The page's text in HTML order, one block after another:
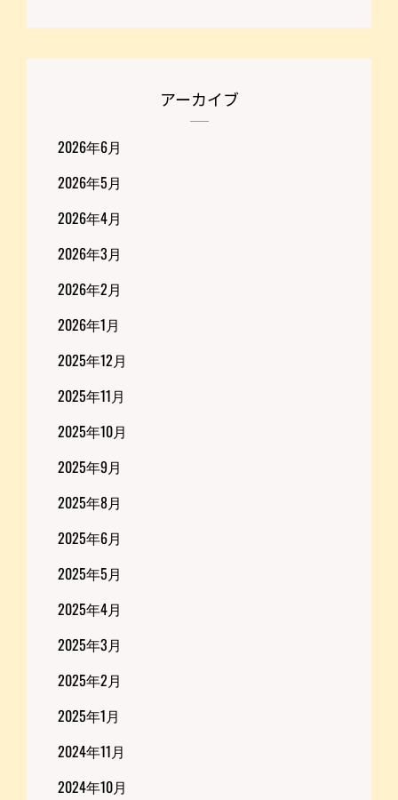
アーカイブ
2026年6月
2026年5月
2026年4月
2026年3月
2026年2月
2026年1月
2025年12月
2025年11月
2025年10月
2025年9月
2025年8月
2025年6月
2025年5月
2025年4月
2025年3月
2025年2月
2025年1月
2024年11月
2024年10月